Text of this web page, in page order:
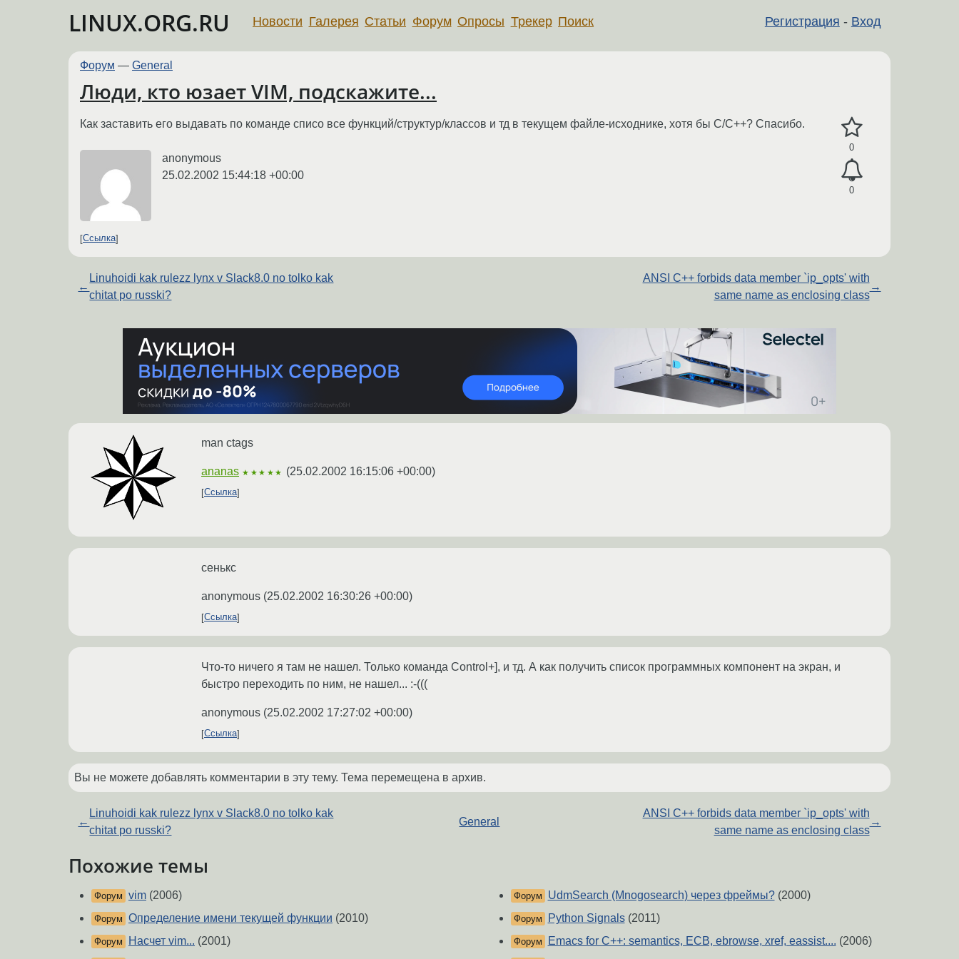
LINUX.ORG.RU Регистрация - Вход
Новости Галерея Статьи Форум Опросы Трекер Поиск
Форум — General
Люди, кто юзает VIM, подскажите...
0
0
Как заставить его выдавать по команде списо все функций/структур/классов и тд в текущем файле-исходнике, хотя бы С/С++? Спасибо.
anonymous
25.02.2002 15:44:18 +00:00
Ссылка
←
Linuhoidi kak rulezz lynx v Slack8.0 no tolko kak
chitat po russki?
ANSI C++ forbids data member `ip_opts' with
same name as enclosing class
→
man ctags
ananas ★★★★★ (25.02.2002 16:15:06 +00:00)
Ссылка
сенькс
anonymous (25.02.2002 16:30:26 +00:00)
Ссылка
Что-то ничего я там не нашел. Только команда Control+], и тд. А как получить список программных компонент на экран, и
быстро переходить по ним, не нашел... :-(((
anonymous (25.02.2002 17:27:02 +00:00)
Ссылка
Вы не можете добавлять комментарии в эту тему. Тема перемещена в архив.
←
Linuhoidi kak rulezz lynx v Slack8.0 no tolko kak
chitat po russki?
General
ANSI C++ forbids data member `ip_opts' with
same name as enclosing class
→
Похожие темы
Форум vim (2006)
Форум Определение имени текущей функции (2010)
Форум Насчет vim... (2001)
Форум UdmSearch (Mnogosearch) через фреймы?(2000)
Форум Python Signals(2011)
Форум Emacs for C++: semantics, ECB, ebrowse, xref, eassist.... (2006)